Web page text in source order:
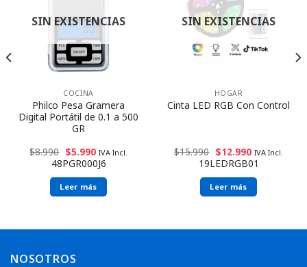
SIN EXISTENCIAS
COCINA
Philco Pesa Gramera
Digital Portátil de 0.1 a 500
GR
$8.990 $5.990 IVA Incl.
48PGR000J6
Leer más
SIN EXISTENCIAS
HOGAR
Cinta LED RGB Con Control
$15.990 $12.990 IVA Incl.
19LEDRGB01
Leer más
NOSOTROS